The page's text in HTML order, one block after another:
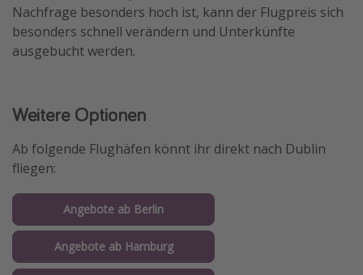
Nachfrage besonders hoch ist, kann der Flugpreis sich
besonders schnell verändern und Unterkünfte
ausgebucht werden.
Weitere Optionen
Ab folgende Flughäfen könnt ihr direkt nach Dublin
fliegen:
Angebote ab Berlin
Angebote ab Hamburg